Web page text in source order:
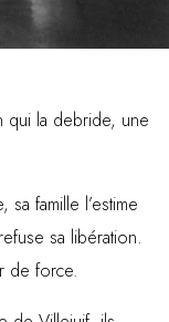
qui la debride, une
famille l’estime
sa libération.
de force.